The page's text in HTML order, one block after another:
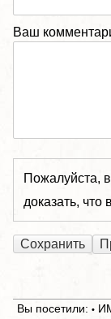
Ваш
Пожалуйста,
доказать, что
Вы посетили: •